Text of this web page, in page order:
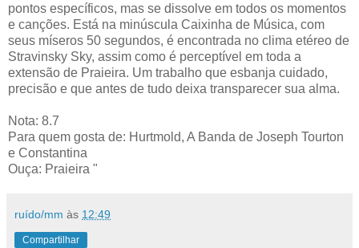
pontos específicos, mas se dissolve em todos os momentos
e canções. Está na minúscula Caixinha de Música, com
seus míseros 50 segundos, é encontrada no clima etéreo de
Stravinsky Sky, assim como é perceptível em toda a
extensão de Praieira. Um trabalho que esbanja cuidado,
precisão e que antes de tudo deixa transparecer sua alma.
Nota: 8.7
Para quem gosta de: Hurtmold, A Banda de Joseph Tourton
e Constantina
Ouça: Praieira "
ruído/mm às 12:49
Compartilhar